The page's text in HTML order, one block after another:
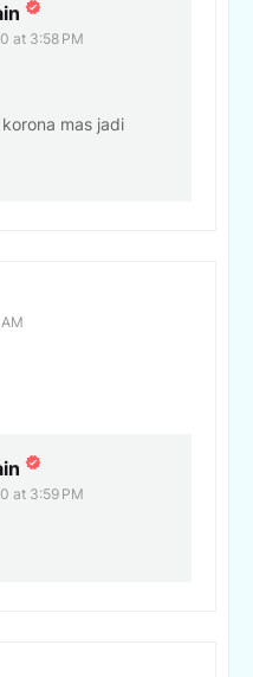
at 3:58 PM
mas jadi
at 3:59 PM